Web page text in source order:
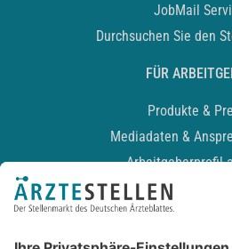
JobMail
Durchsuchen Sie den
FÜR
Produkte &
Mediadaten &
Arbeitgeberprofil
Recruiting-